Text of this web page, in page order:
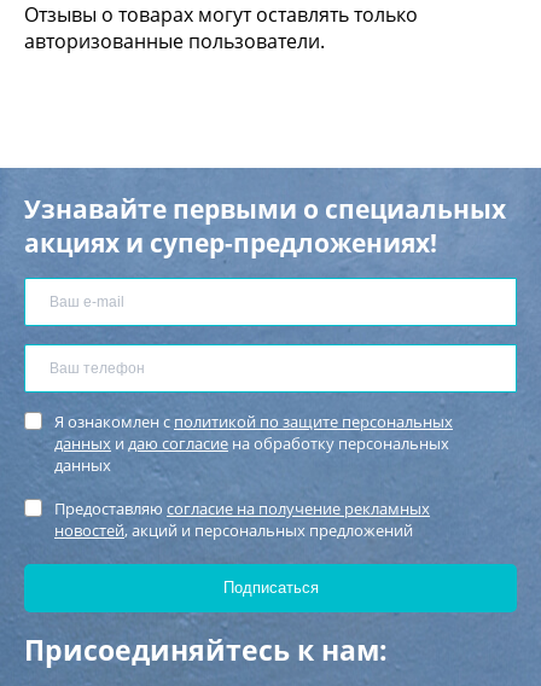
Отзывы о товарах могут оставлять только
авторизованные пользователи.
Узнавайте первыми о специальных
акциях и супер-предложениях!
Я ознакомлен с политикой по защите персональных
данных идаю согласие на обработку персональных
данных
Предоставляю согласие на получение рекламных
новостей, акций и персональных предложений
Присоединяйтесь к нам: